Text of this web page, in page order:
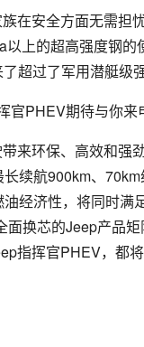
在安全方面无需担
上的超高强度钢
超过了军用潜艇级
来环保、高效和强
续航900km、
经济性，将同时满
换芯的Jeep产品
指挥官PHEV，都